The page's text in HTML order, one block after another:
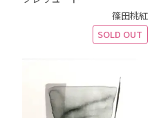
篠田桃紅
SOLD OUT